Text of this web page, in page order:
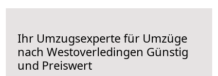
Ihr Umzugsexperte für Umzüge
nach Westoverledingen Günstig
und Preiswert